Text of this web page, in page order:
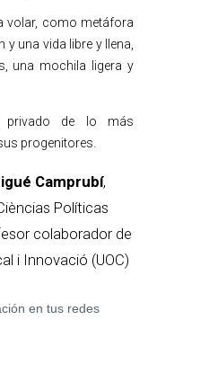
volar, como metáfora
una vida libre y llena,
una mochila ligera y
privado de lo más
progenitores.
Camprubí,
Políticas
colaborador de
i Innovació (UOC)
en tus redes